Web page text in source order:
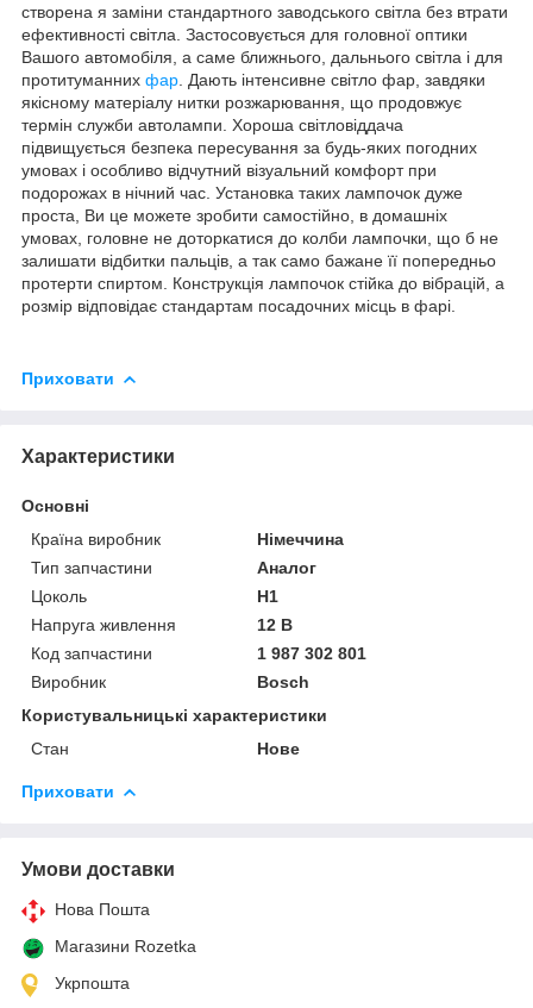
створена я заміни стандартного заводського світла без втрати
ефективності світла. Застосовується для головної оптики
Вашого автомобіля, а саме ближнього, дальнього світла і для
протитуманних фар . Дають інтенсивне світло фар, завдяки
якісному матеріалу нитки розжарювання, що продовжує
термін служби автолампи. Хороша світловіддача
підвищується безпека пересування за будь-яких погодних
умовах і особливо відчутний візуальний комфорт при
подорожах в нічний час. Установка таких лампочок дуже
проста, Ви це можете зробити самостійно, в домашніх
умовах, головне не доторкатися до колби лампочки, що б не
залишати відбитки пальців, а так само бажане її попередньо
протерти спиртом. Конструкція лампочок стійка до вібрацій, а
розмір відповідає стандартам посадочних місць в фарі.
Приховати
Характеристики
Основні
Країна виробник
Німеччина
Тип запчастини
Аналог
Цоколь
H1
Напруга живлення
12 В
Код запчастини
1 987 302 801
Виробник
Bosch
Користувальницькі характеристики
Стан
Нове
Приховати
Умови доставки
Нова Пошта
Магазини Rozetka
Укрпошта